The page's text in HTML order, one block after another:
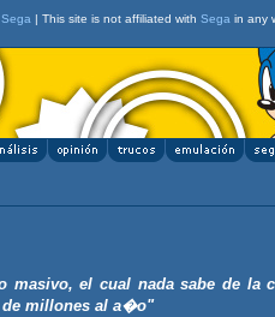
Sega | This site is not affiliated with Sega in any
masivo, el cual nada sabe de la
de millones al a�o"